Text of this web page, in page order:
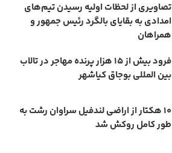
تصاویری از لحظات اولیه رسیدن تیم‌های
امدادی به بقایای بالگرد رئیس جمهور و
همراهان
فرود بیش از ۱۵ هزار پرنده مهاجر در تالاب
بین المللی بوجاق کیاشهر
۱۰ هکتار از اراضی لندفیل سراوان رشت به
طور کامل روکش شد